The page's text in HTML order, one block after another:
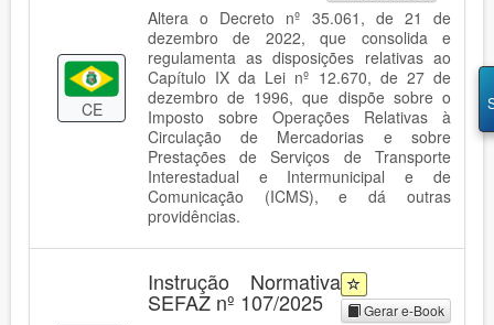
CE
Altera o Decreto nº 35.061, de 21 de
dezembro de 2022, que consolida e
regulamenta as disposições relativas ao
Capítulo IX da Lei nº 12.670, de 27 de
dezembro de 1996, que dispõe sobre o
Imposto sobre Operações Relativas à
Circulação de Mercadorias e sobre
Prestações de Serviços de Transporte
Interestadual e Intermunicipal e de
Comunicação (ICMS), e dá outras
providências.
Instrução Normativa
SEFAZ nº 107/2025 Gerar e-Book